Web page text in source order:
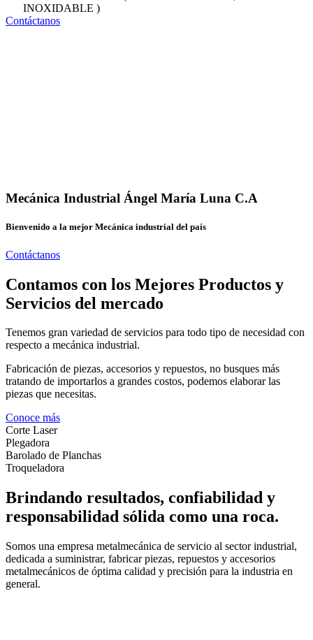
INOXIDABLE )
Contáctanos
Mecánica Industrial Ángel María Luna C.A
Bienvenido a la mejor Mecánica industrial del país
Contáctanos
Contamos con los Mejores Productos y
Servicios del mercado
Tenemos gran variedad de servicios para todo tipo de necesidad con
respecto a mecánica industrial.
Fabricación de piezas, accesorios y repuestos, no busques más
tratando de importarlos a grandes costos, podemos elaborar las
piezas que necesitas.
Conoce más
Corte Laser
Plegadora
Barolado de Planchas
Troqueladora
Brindando resultados, confiabilidad y
responsabilidad sólida como una roca.
Somos una empresa metalmecánica de servicio al sector industrial,
dedicada a suministrar, fabricar piezas, repuestos y accesorios
metalmecánicos de óptima calidad y precisión para la industria en
general.